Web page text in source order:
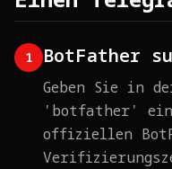
1 BotFather
Geben Sie in
'botfather' ein
offiziellen